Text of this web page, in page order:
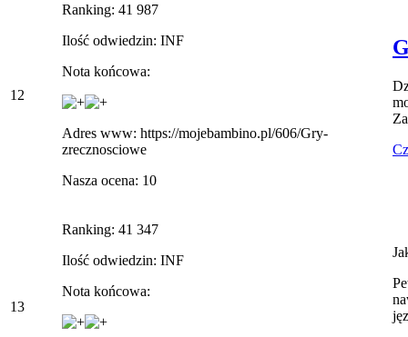
12
Ranking: 41 987
Ilość odwiedzin: INF
Nota końcowa:
Adres www: https://mojebambino.pl/606/Gry-
zrecznosciowe
Nasza ocena: 10
13
Ranking: 41 347
Ilość odwiedzin: INF
Nota końcowa: